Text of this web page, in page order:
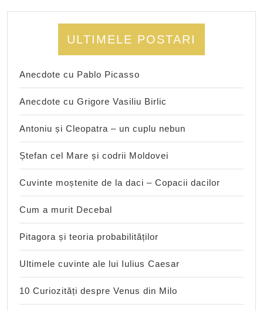
ULTIMELE POSTARI
Anecdote cu Pablo Picasso
Anecdote cu Grigore Vasiliu Birlic
Antoniu și Cleopatra – un cuplu nebun
Ștefan cel Mare și codrii Moldovei
Cuvinte moștenite de la daci – Copacii dacilor
Cum a murit Decebal
Pitagora și teoria probabilităților
Ultimele cuvinte ale lui Iulius Caesar
10 Curiozități despre Venus din Milo